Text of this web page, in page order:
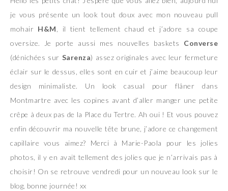
je vous présente un look tout doux avec mon nouveau pull
mohair H&M, il tient tellement chaud et j’adore sa coupe
oversize. Je porte aussi mes nouvelles baskets Converse
(dénichées sur Sarenza) assez originales avec leur fermeture
éclair sur le dessus, elles sont en cuir et j’aime beaucoup leur
design minimaliste. Un look casual pour flâner dans
Montmartre avec les copines avant d’aller manger une petite
crêpe à deux pas de la Place du Tertre. Ah oui ! Et vous pouvez
enfin découvrir ma nouvelle tête brune, j’adore ce changement
capillaire vous aimez? Merci à Marie-Paola pour les jolies
photos, il y en avait tellement des jolies que je n’arrivais pas à
choisir! On se retrouve vendredi pour un nouveau look sur le
blog, bonne journée! xx